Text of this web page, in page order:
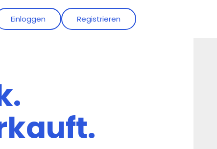
Einloggen Registrieren